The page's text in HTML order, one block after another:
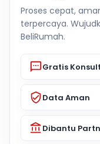
Proses cepat,
terpercaya.
BeliRumah.
Gratis
Data Aman
Dibantu